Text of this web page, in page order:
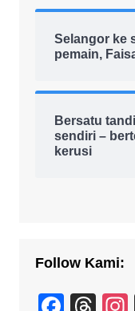
Selangor ke
pemain,
Bersatu
sendiri –
kerusi
Follow Kami: